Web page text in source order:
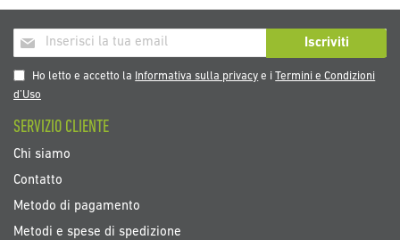
Iscriviti
alla
nostra
Newsletter:
Iscriviti
Ho letto e accetto la Informativa sulla privacy e i
Termini e Condizioni
d’Uso
SERVIZIO CLIENTE
Chi siamo
Contatto
Metodo di pagamento
Metodi e spese di spedizione